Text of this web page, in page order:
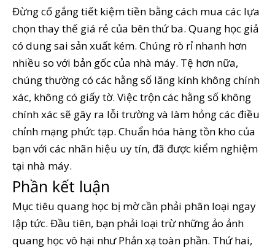
Đừng cố gắng tiết kiệm tiền bằng cách mua các lựa
chọn thay thế giá rẻ của bên thứ ba. Quang học giả
có dung sai sản xuất kém. Chúng rò rỉ nhanh hơn
nhiều so với bản gốc của nhà máy. Tệ hơn nữa,
chúng thường có các hằng số lăng kính không chính
xác, không có giấy tờ. Việc trộn các hằng số không
chính xác sẽ gây ra lỗi trường và làm hỏng các điều
chỉnh mạng phức tạp. Chuẩn hóa hàng tồn kho của
bạn với các nhãn hiệu uy tín, đã được kiểm nghiệm
tại nhà máy.
Phần kết luận
Mục tiêu quang học bị mờ cần phải phân loại ngay
lập tức. Đầu tiên, bạn phải loại trừ những ảo ảnh
quang học vô hại như Phản xạ toàn phần. Thứ hai,